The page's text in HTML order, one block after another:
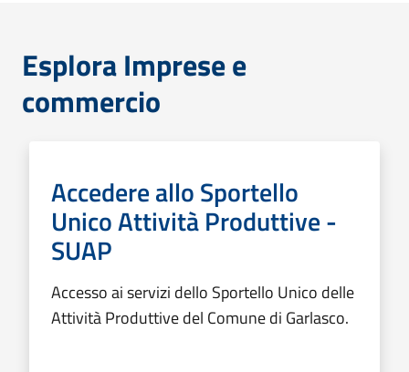
Esplora Imprese e
commercio
Accedere allo Sportello
Unico Attività Produttive -
SUAP
Accesso ai servizi dello Sportello Unico delle
Attività Produttive del Comune di Garlasco.